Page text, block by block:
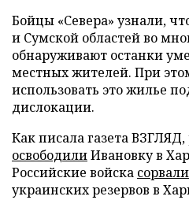
Бойцы «Севера» узнали,
и Сумской областей во
обнаруживают останки
местных жителей. При
использовать это жилье
дислокации.
Как писала газета
освободилиИвановку в
Российские войска
украинских резервов в